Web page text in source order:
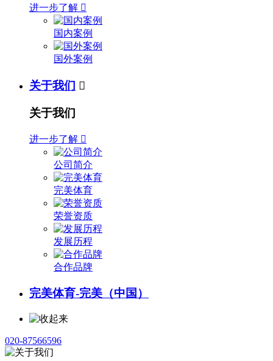
进一步了解 
国内案例
国外案例
关于我们 
关于我们
进一步了解 
公司简介
完美体育
荣誉资质
发展历程
合作品牌
完美体育-完美（中国）
020-87566596